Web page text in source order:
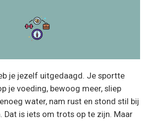
je jezelf uitgedaagd. Je sportte
je voeding, bewoog meer, sliep
water, nam rust en stond stil bij
Dat is iets om trots op te zijn. Maar